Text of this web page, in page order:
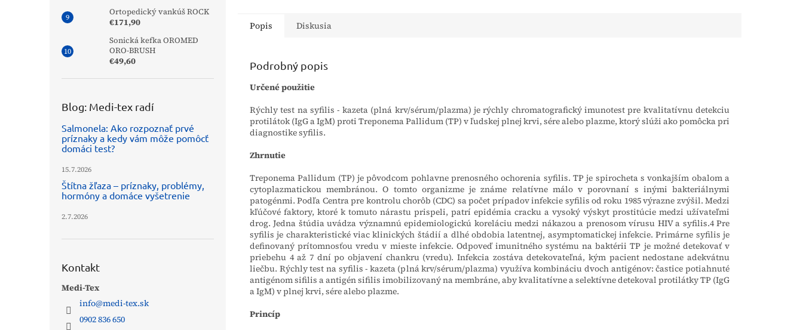
Ortopedický vankúš ROCK
€171,90
Sonická kefka OROMED
ORO-BRUSH
€49,60
Blog: Medi-tex radí
Salmonela: Ako rozpoznať prvé
príznaky a kedy vám môže pomôcť
domáci test?
15.7.2026
Štítna žľaza – príznaky, problémy,
hormóny a domáce vyšetrenie
2.7.2026
Kontakt
Medi-Tex
info@medi-tex.sk
0902 836 650
je...
Popis Diskusia
Podrobný popis
Určené použitie
Rýchly test na syfilis - kazeta (plná krv/sérum/plazma) je rýchly chromatografický imunotest pre kvalitatívnu detekciu
protilátok (IgG a IgM) proti Treponema Pallidum (TP) v ľudskej plnej krvi, sére alebo plazme, ktorý slúži ako pomôcka pri
diagnostike syfilis.
Zhrnutie
Treponema Pallidum (TP) je pôvodcom pohlavne prenosného ochorenia syfilis. TP je spirocheta s vonkajším obalom a
cytoplazmatickou membránou. O tomto organizme je známe relatívne málo v porovnaní s inými bakteriálnymi
patogénmi. Podľa Centra pre kontrolu chorôb (CDC) sa počet prípadov infekcie syfilis od roku 1985 výrazne zvýšil. Medzi
kľúčové faktory, ktoré k tomuto nárastu prispeli, patrí epidémia cracku a vysoký výskyt prostitúcie medzi užívateľmi
drog. Jedna štúdia uvádza významnú epidemiologickú koreláciu medzi nákazou a prenosom vírusu HIV a syfilis.4 Pre
syfilis je charakteristické viac klinických štádií a dlhé obdobia latentnej, asymptomatickej infekcie. Primárne syfilis je
definovaný prítomnosťou vredu v mieste infekcie. Odpoveď imunitného systému na baktérii TP je možné detekovať v
priebehu 4 až 7 dní po objavení chankru (vredu). Infekcia zostáva detekovateľná, kým pacient nedostane adekvátnu
liečbu. Rýchly test na syfilis - kazeta (plná krv/sérum/plazma) využíva kombináciu dvoch antigénov: častice potiahnuté
antigénom sifilis a antigén sifilis imobilizovaný na membráne, aby kvalitatívne a selektívne detekoval protilátky TP (IgG
a IgM) v plnej krvi, sére alebo plazme.
Princíp